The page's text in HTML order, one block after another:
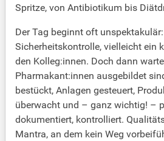
Spritze, von Antibiotikum bis
Der Tag beginnt oft
Sicherheitskontrolle, vielleicht ein
den Kolleg:innen. Doch dann
Pharmakant:innen ausgebildet
bestückt, Anlagen gesteuert,
überwacht und – ganz wichtig! –
dokumentiert, kontrolliert.
Mantra, an dem kein Weg